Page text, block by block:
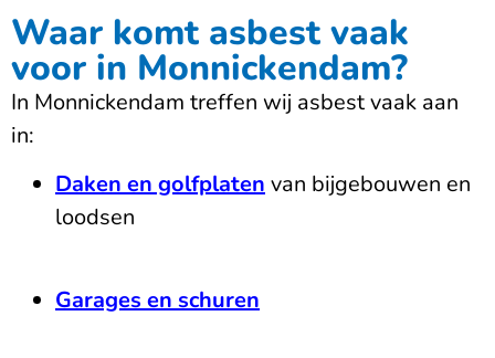
Waar komt asbest vaak
voor in Monnickendam?
In Monnickendam treffen wij asbest vaak aan
in:
Daken en golfplaten van bijgebouwen en
loodsen
Garages en schuren